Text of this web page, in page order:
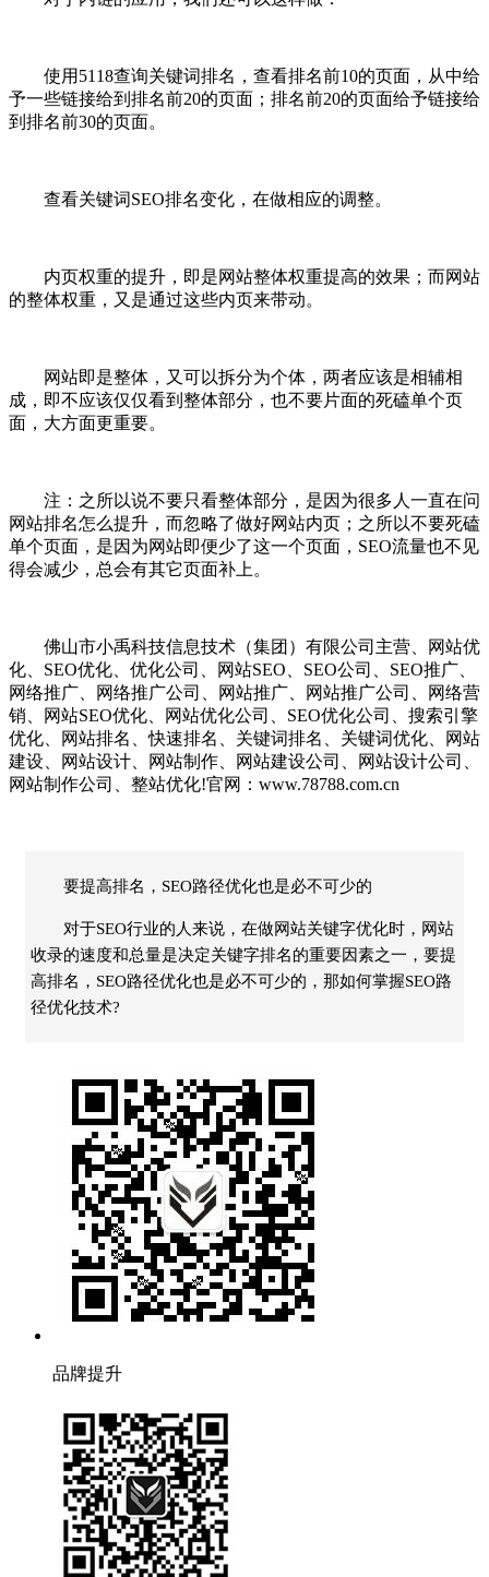
使用5118查询关键词排名，查看排名前10的页面，从中给
予一些链接给到排名前20的页面；排名前20的页面给予链接给
到排名前30的页面。
查看关键词SEO排名变化，在做相应的调整。
内页权重的提升，即是网站整体权重提高的效果；而网站
的整体权重，又是通过这些内页来带动。
网站即是整体，又可以拆分为个体，两者应该是相辅相
成，即不应该仅仅看到整体部分，也不要片面的死磕单个页
面，大方面更重要。
注：之所以说不要只看整体部分，是因为很多人一直在问
网站排名怎么提升，而忽略了做好网站内页；之所以不要死磕
单个页面，是因为网站即便少了这一个页面，SEO流量也不见
得会减少，总会有其它页面补上。
佛山市小禹科技信息技术（集团）有限公司主营、网站优
化、SEO优化、优化公司、网站SEO、SEO公司、SEO推广、
网络推广、网络推广公司、网站推广、网站推广公司、网络营
销、网站SEO优化、网站优化公司、SEO优化公司、搜索引擎
优化、网站排名、快速排名、关键词排名、关键词优化、网站
建设、网站设计、网站制作、网站建设公司、网站设计公司、
网站制作公司、整站优化!官网：www.78788.com.cn
要提高排名，SEO路径优化也是必不可少的
对于SEO行业的人来说，在做网站关键字优化时，网站
收录的速度和总量是决定关键字排名的重要因素之一，要提
高排名，SEO路径优化也是必不可少的，那如何掌握SEO路
径优化技术?
品牌提升